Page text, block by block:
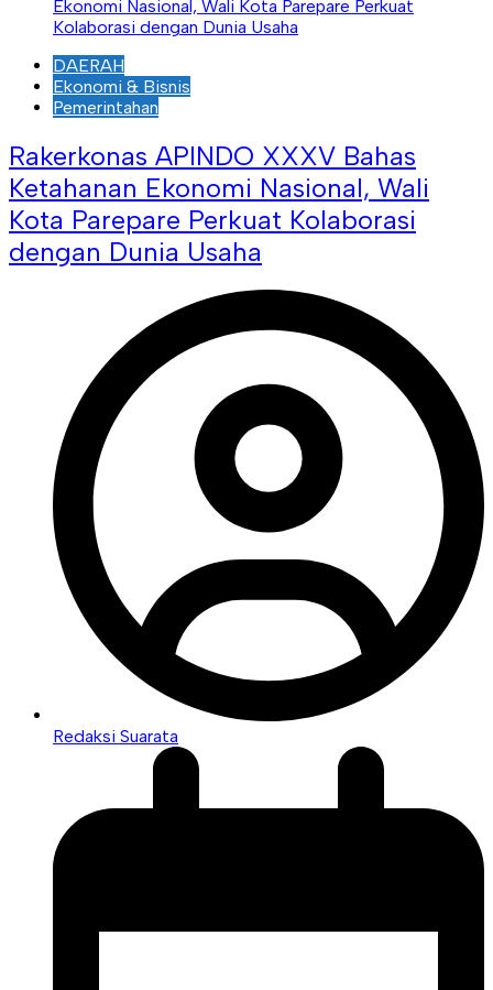
DAERAH
Ekonomi & Bisnis
Pemerintahan
Rakerkonas APINDO XXXV Bahas
Ketahanan Ekonomi Nasional, Wali
Kota Parepare Perkuat Kolaborasi
dengan Dunia Usaha
Redaksi Suarata